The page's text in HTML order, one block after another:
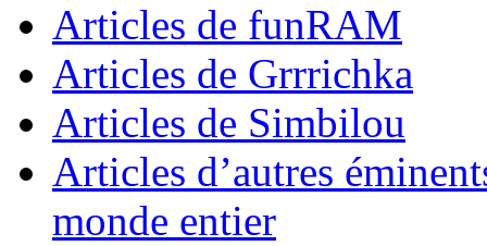
Articles de funRAM
Articles de Grrrichka
Articles de Simbilou
Articles d’autres
monde entier